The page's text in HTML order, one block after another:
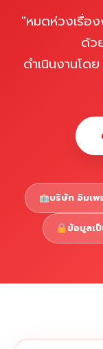
Copyright
"หมดห่วงเรื่อ
ด้ว
ดำเนินงานโดย
บริษัท อิมเพ
ข้อมูลเ